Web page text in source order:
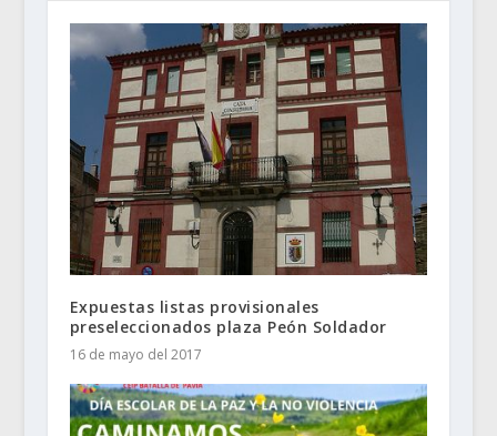
Expuestas listas provisionales
preseleccionados plaza Peón Soldador
16 de mayo del 2017